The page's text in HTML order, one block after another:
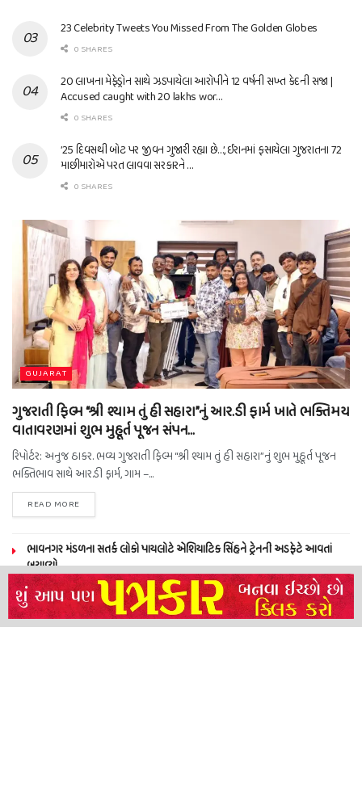
23 Celebrity Tweets You Missed From The Golden Globes
0 SHARES
20 લાખના મેફેડ્રોન સાથે ઝડપાયેલા આરોપીને 12 વર્ષની સખ્ત કેદની સજા |
Accused caught with 20 lakhs wor…
0 SHARES
’25 દિવસથી બોટ પર જીવન ગુજારી રહ્યા છે…’, ઈરાનમાં ફસાયેલા ગુજરાતના 72
માછીમારોએ પરત લાવવા સરકારને …
0 SHARES
GUJARAT
ગુજરાતી ફિલ્મ “શ્રી શ્યામ તું હી સહારા”નું આર.ડી ફાર્મ ખાતે ભક્તિમય
વાતાવરણમાં શુભ મુહૂર્ત પૂજન સંપન…
રિપોર્ટર: અનુજ ઠાકર. ભવ્ય ગુજરાતી ફિલ્મ “શ્રી શ્યામ તું હી સહારા”નું શુભ મુહૂર્ત પૂજન
ભક્તિભાવ સાથે આર.ડી ફાર્મ, ગામ –...
READ MORE
ભાવનગર મંડળના સતર્ક લોકો પાયલોટે એશિયાટિક સિંહને ટ્રેનની અડફેટે આવતાં
બચાવ્યો
NEERAJ TIWARI’S ACTION FRANCHISE ROLLS WITH TIGER SHROFF,
REMO D’SOUZA AND A POWER-PACKED ENSEMBLE
ધારી પત્રકાર સંઘ – અમરેલી બ્રોડગેજ કમેટી દ્વારા જીલ્લા કલેકટર ને આવેદનપત્ર